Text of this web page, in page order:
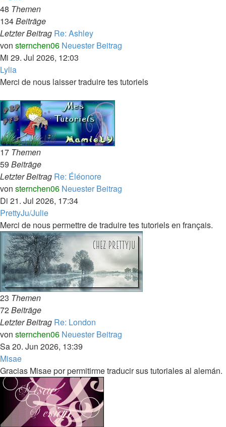
48 Themen
134Beiträge
Letzter Beitrag Re: Ashley
von sternchen06 Neuester Beitrag
Mi 29. Jul 2026, 12:03
Lylia
Merci de nous laisser traduire tes tutoriels
17 Themen
59 Beiträge
Letzter Beitrag Re: Éléonore
von sternchen06 Neuester Beitrag
Di 21. Jul 2026, 17:34
PrettyJu/Julie
Merci de nous permettre de traduire tes tutoriels en français.
23 Themen
72Beiträge
Letzter Beitrag Re: London
von sternchen06 Neuester Beitrag
Sa 20. Jun 2026, 13:39
Misae
Gracias Misae por permitirme traducir sus tutoriales al alemán.